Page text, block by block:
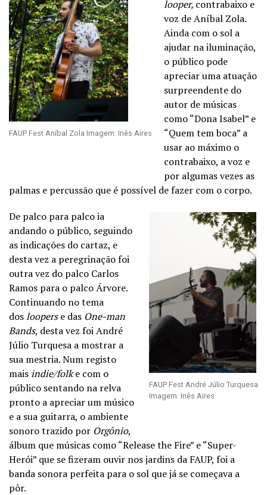
FAUP Fest Aníbal Zola Imagem: Inês Aires
looper, contrabaixo e
voz de Aníbal Zola.
Ainda com o sol a
ajudar na iluminação,
o público pode
apreciar uma atuação
surpreendente do
autor de músicas
como “Dona Isabel” e
“Quem tem boca” a
usar ao máximo o
contrabaixo, a voz e
por algumas vezes as
palmas e percussão que é possível de fazer com o corpo.
FAUP Fest André Júlio Turquesa
Imagem: Inês Aires
De palco para palco ia
andando o público, seguindo
as indicações do cartaz, e
desta vez a peregrinação foi
outra vez do palco Carlos
Ramos para o palco Árvore.
Continuando no tema
doslooperse das One-man
Bands, desta vez foi André
Júlio Turquesa a mostrar a
sua mestria. Num registo
maisindie/folke com o
público sentando na relva
pronto a apreciar um músico
e a sua guitarra, o ambiente
sonoro trazido por Orgônio,
álbum que músicas como “Release the Fire” e “Super-
Herói” que se fizeram ouvir nos jardins da FAUP, foi a
banda sonora perfeita para o sol que já se começava a
pôr.